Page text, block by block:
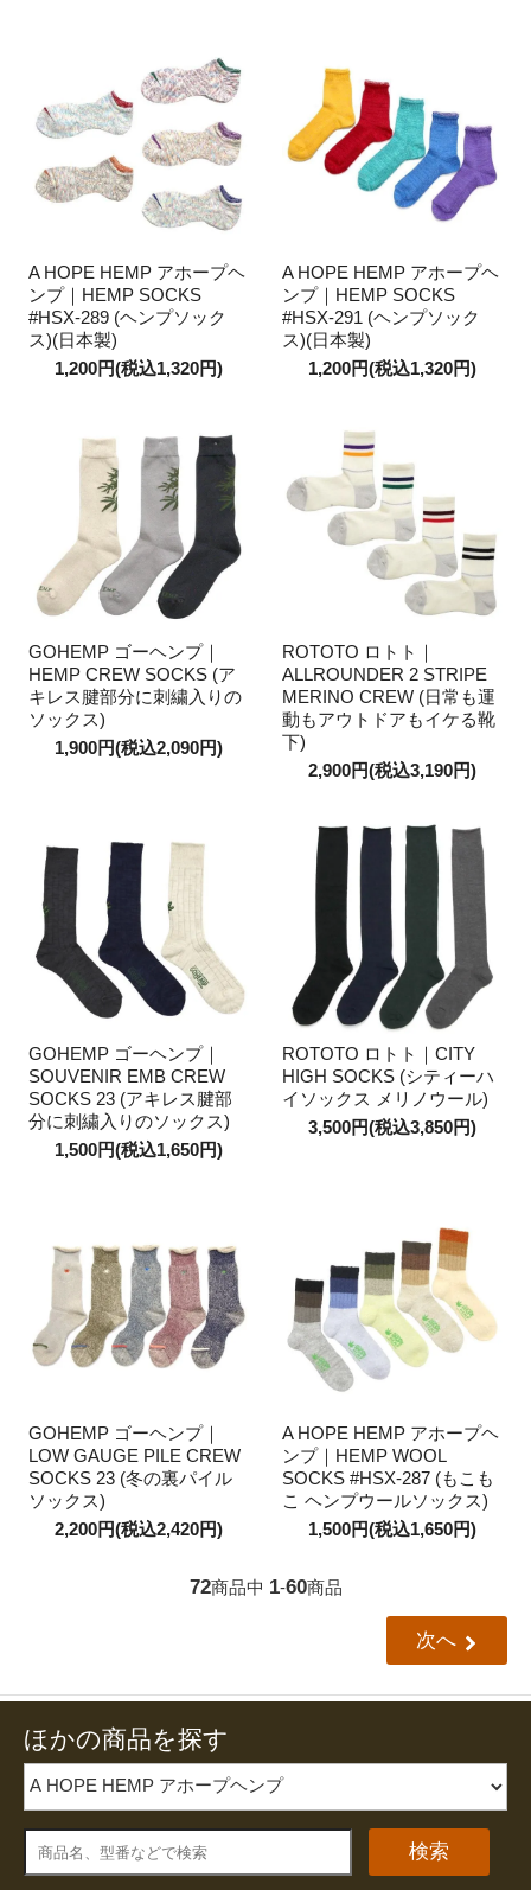
A HOPE HEMP アホープヘ
ンプ｜HEMP SOCKS
#HSX-289 (ヘンプソック
ス)(日本製)
1,200円(税込1,320円)
A HOPE HEMP アホープヘ
ンプ｜HEMP SOCKS
#HSX-291 (ヘンプソック
ス)(日本製)
1,200円(税込1,320円)
GOHEMP ゴーヘンプ｜
HEMP CREW SOCKS (ア
キレス腱部分に刺繍入りの
ソックス)
1,900円(税込2,090円)
ROTOTO ロトト｜
ALLROUNDER 2 STRIPE
MERINO CREW (日常も運
動もアウトドアもイケる靴
下)
2,900円(税込3,190円)
GOHEMP ゴーヘンプ｜
SOUVENIR EMB CREW
SOCKS 23 (アキレス腱部
分に刺繍入りのソックス)
1,500円(税込1,650円)
ROTOTO ロトト｜CITY
HIGH SOCKS (シティーハ
イソックス メリノウール)
3,500円(税込3,850円)
GOHEMP ゴーヘンプ｜
LOW GAUGE PILE CREW
SOCKS 23 (冬の裏パイル
ソックス)
2,200円(税込2,420円)
A HOPE HEMP アホープヘ
ンプ｜HEMP WOOL
SOCKS #HSX-287 (もこも
こ ヘンプウールソックス)
1,500円(税込1,650円)
72商品中 1-60商品
次へ
ほかの商品を探す
検索